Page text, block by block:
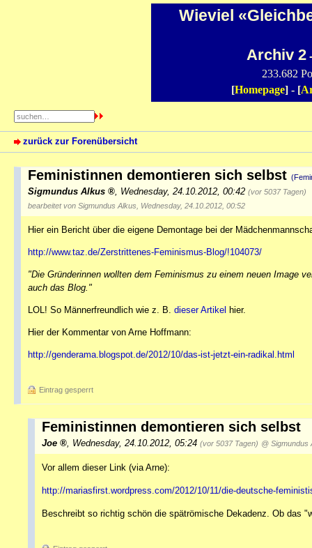
Wieviel
Archiv 2
233.682
[Homepage] - [
zurück zur Forenübersicht
Feministinnen demontieren sich selbst
Sigmundus Alkus Wednesday, 24.10.2012, 00:42 (vor 5037 Tagen)
bearbeitet von Sigmundus Alkus, Wednesday, 24.10.2012, 00:52
Hier ein Bericht über die eigene Demontage bei der
http://www.taz.de/Zerstrittenes-Feminismus-Blog/!104073/
"Die Gründerinnen wollten dem Feminismus zu einem neuen Image
auch das Blog."
LOL! So Männerfreundlich wie z. B. dieser Artikel hier.
Hier der Kommentar von Arne Hoffmann:
http://genderama.blogspot.de/2012/10/das-ist-jetzt-ein-radikal.html
Eintrag gesperrt
Feministinnen demontieren sich selbst
Joe , Wednesday, 24.10.2012, 05:24 (vor 5037 Tagen) @ Sigmundus
Vor allem dieser Link (via Arne):
http://mariasfirst.wordpress.com/2012/10/11/die-deutsche-
Beschreibt so richtig schön die spätrömische Dekadenz. Ob das